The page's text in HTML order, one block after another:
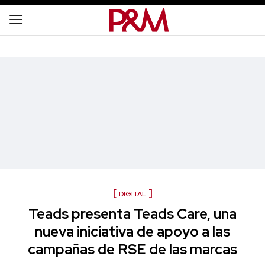
DIGITAL
Teads presenta Teads Care, una
nueva iniciativa de apoyo a las
campañas de RSE de las marcas